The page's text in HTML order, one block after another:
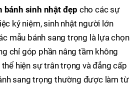
bánh sinh nhật đẹp cho các sự
kỷ niệm, sinh nhật người lớn
mẫu bánh sang trọng là lựa chọn
chỉ góp phần nâng tầm không
hiện sự trân trọng và đẳng cấp
sang trọng thường được làm từ